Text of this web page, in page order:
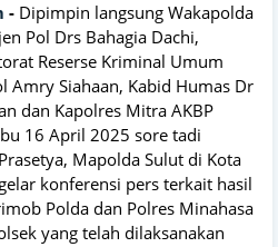
- Dipimpin langsung Wakapolda
Pol Drs Bahagia Dachi,
Reserse Kriminal Umum
Amry Siahaan, Kabid Humas Dr
dan Kapolres Mitra AKBP
16 April 2025 sore tadi
Mapolda Sulut di Kota
konferensi pers terkait hasil
Polda dan Polres Minahasa
yang telah dilaksanakan